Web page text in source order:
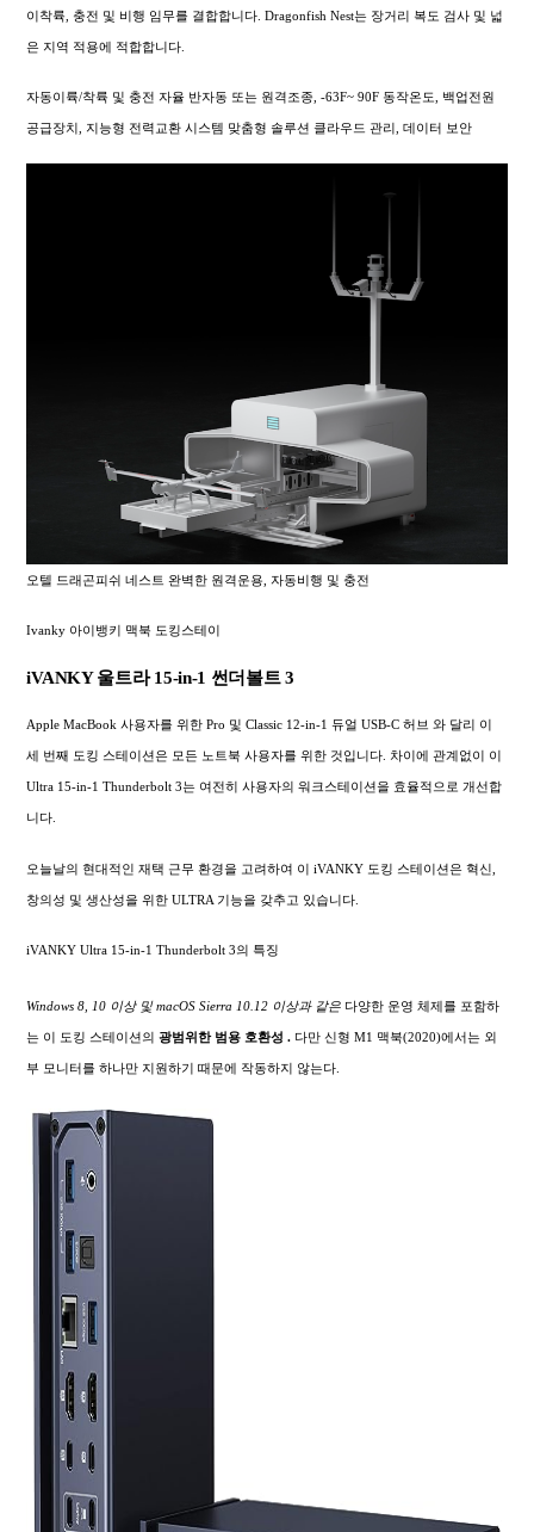
이착륙, 충전 및 비행 임무를 결합합니다. Dragonfish Nest는 장거리 복도 검사 및 넓
은 지역 적용에 적합합니다.
자동이륙/착륙 및 충전 자율 반자동 또는 원격조종, -63F~ 90F 동작온도, 백업전원
공급장치, 지능형 전력교환 시스템 맞춤형 솔루션 클라우드 관리, 데이터 보안
오텔 드래곤피쉬 네스트 완벽한 원격운용, 자동비행 및 충전
Ivanky 아이뱅키 맥북 도킹스테이
iVANKY 울트라 15-in-1 썬더볼트 3
Apple MacBook 사용자를 위한 Pro 및 Classic 12-in-1 듀얼 USB-C 허브 와 달리 이
세 번째 도킹 스테이션은 모든 노트북 사용자를 위한 것입니다. 차이에 관계없이 이
Ultra 15-in-1 Thunderbolt 3는 여전히 사용자의 워크스테이션을 효율적으로 개선합
니다.
오늘날의 현대적인 재택 근무 환경을 고려하여 이 iVANKY 도킹 스테이션은 혁신,
창의성 및 생산성을 위한 ULTRA 기능을 갖추고 있습니다.
iVANKY Ultra 15-in-1 Thunderbolt 3의 특징
Windows 8, 10 이상 및 macOS Sierra 10.12 이상과 같은 다양한 운영 체제를 포함하
는 이 도킹 스테이션의광범위한 범용 호환성 . 다만 신형 M1 맥북(2020)에서는 외
부 모니터를 하나만 지원하기 때문에 작동하지 않는다.